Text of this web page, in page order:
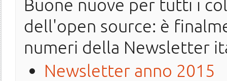
Buone nuove per tutti i
dell'open source: è
numeri della Newsletter
Newsletter anno 2015